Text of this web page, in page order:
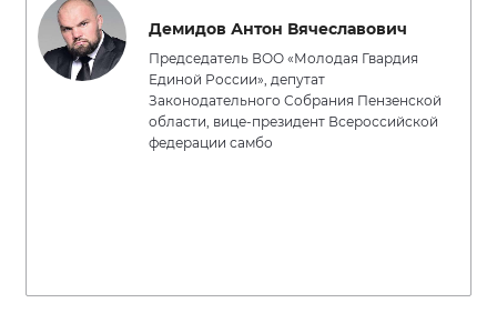
Демидов Антон Вячеславович
Председатель ВОО «Молодая Гвардия
Единой России», депутат
Законодательного Собрания Пензенской
области, вице-президент Всероссийской
федерации самбо